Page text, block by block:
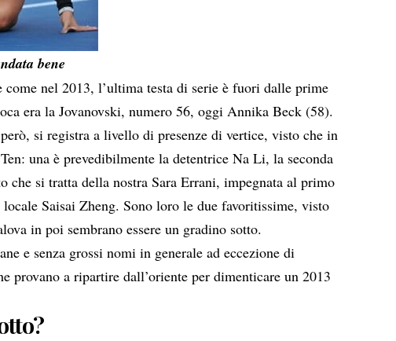
bene
come nel 2013, l’ultima testa di serie è fuori dalle prime
era la Jovanovski, numero 56, oggi Annika Beck (58).
si registra a livello di presenze di vertice, visto che in
una è prevedibilmente la detentrice Na Li, la seconda
che si tratta della nostra Sara Errani, impegnata al primo
Saisai Zheng. Sono loro le due favoritissime, visto
in poi sembrano essere un gradino sotto.
e senza grossi nomi in generale ad eccezione di
provano a ripartire dall’oriente per dimenticare un 2013